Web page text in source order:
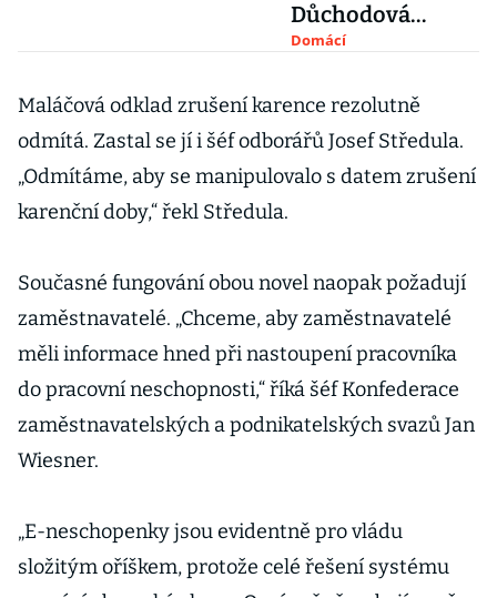
Důchodová
komise pokročila
Domácí
Maláčová odklad zrušení karence rezolutně
odmítá. Zastal se jí i šéf odborářů Josef Středula.
„Odmítáme, aby se manipulovalo s datem zrušení
karenční doby,“ řekl Středula.
Současné fungování obou novel naopak požadují
zaměstnavatelé. „Chceme, aby zaměstnavatelé
měli informace hned při nastoupení pracovníka
do pracovní neschopnosti,“ říká šéf Konfederace
zaměstnavatelských a podnikatelských svazů Jan
Wiesner.
„E-neschopenky jsou evidentně pro vládu
složitým oříškem, protože celé řešení systému